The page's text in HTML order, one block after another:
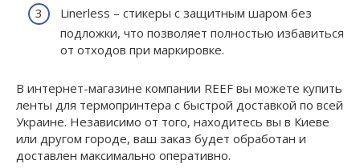
Linerless – стикеры с защитным шаром без
подложки, что позволяет полностью избавиться
от отходов при маркировке.
В интернет-магазине компании REEF вы можете купить
ленты для термопринтера с быстрой доставкой по всей
Украине. Независимо от того, находитесь вы в Киеве
или другом городе, ваш заказ будет обработан и
доставлен максимально оперативно.